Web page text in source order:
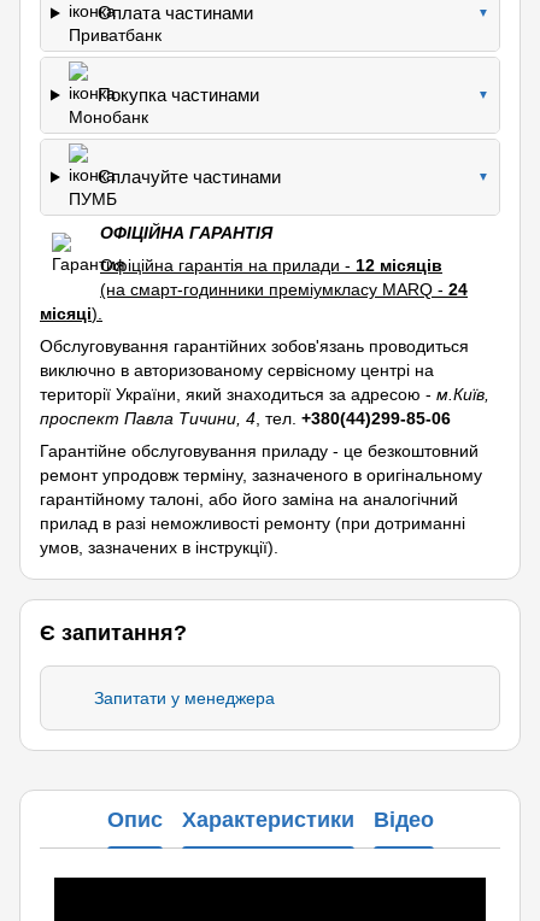
Оплата частинами ▼
Покупка частинами ▼
Сплачуйте частинами ▼
ОФІЦІЙНА ГАРАНТІЯ
Офіційна гарантія на прилади - 12 місяців
(на смарт-годинники преміумкласу MARQ - 24
місяці).
Обслуговування гарантійних зобов'язань проводиться
виключно в авторизованому сервісному центрі на
території України, який знаходиться за адресою - м.Київ,
проспект Павла Тичини, 4 , тел. +380(44)299-85-06
Гарантійне обслуговування приладу - це безкоштовний
ремонт упродовж терміну, зазначеного в оригінальному
гарантійному талоні, або його заміна на аналогічний
прилад в разі неможливості ремонту (при дотриманні
умов, зазначених в інструкції).
Є запитання?
Запитати у менеджера
Опис Характеристики Відео